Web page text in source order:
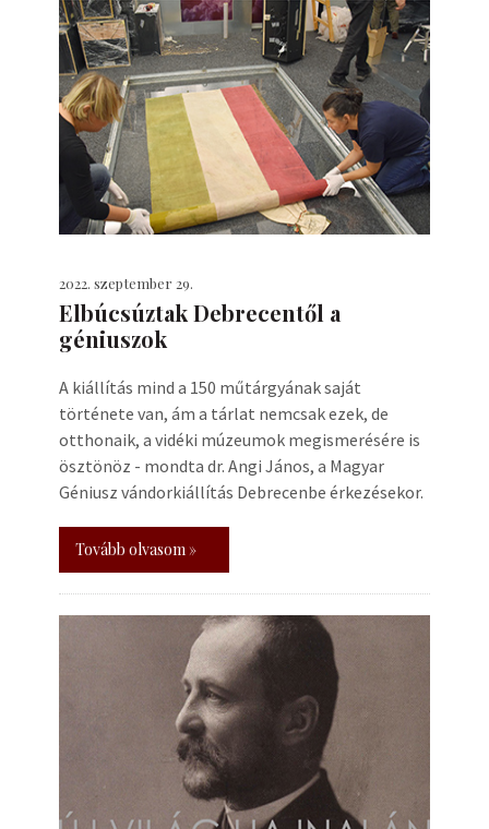
2022. szeptember 29.
Elbúcsúztak Debrecentől a
géniuszok
A kiállítás mind a 150 műtárgyának saját
története van, ám a tárlat nemcsak ezek, de
otthonaik, a vidéki múzeumok megismerésére is
ösztönöz - mondta dr. Angi János, a Magyar
Géniusz vándorkiállítás Debrecenbe érkezésekor.
Tovább olvasom »